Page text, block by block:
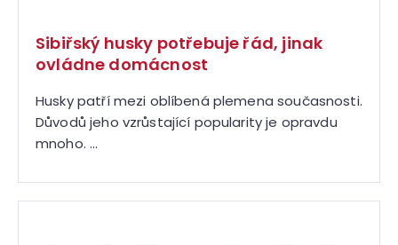
Sibiřský husky potřebuje řád, jinak
ovládne domácnost
Husky patří mezi oblíbená plemena současnosti.
Důvodů jeho vzrůstající popularity je opravdu
mnoho. ...